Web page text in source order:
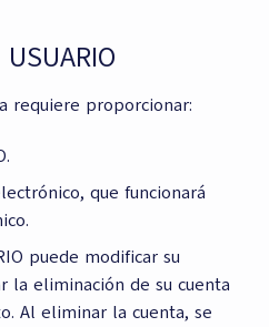
requiere proporcionar:
que funcionará
puede modificar su
la eliminación de su cuenta
Al eliminar la cuenta, se